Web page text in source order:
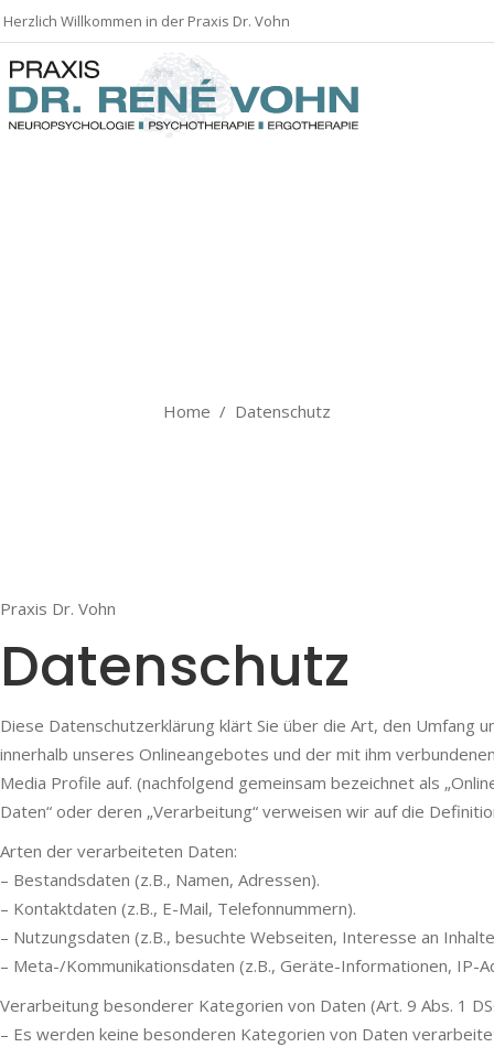
Herzlich Willkommen in der Praxis Dr. Vohn
Home / Datenschutz
Praxis Dr. Vohn
Datenschutz
Diese Datenschutzerklärung klärt Sie über die Art, den Umfang
innerhalb unseres Onlineangebotes und der mit ihm
Media Profile auf. (nachfolgend gemeinsam bezeichnet als
Daten“ oder deren „Verarbeitung“ verweisen wir auf die
Arten der verarbeiteten Daten:
– Bestandsdaten (z.B., Namen, Adressen).
– Kontaktdaten (z.B., E-Mail, Telefonnummern).
– Nutzungsdaten (z.B., besuchte Webseiten, Interesse an
– Meta-/Kommunikationsdaten (z.B., Geräte-Informationen, IP-
Verarbeitung besonderer Kategorien von Daten (Art. 9 Abs. 1
– Es werden keine besonderen Kategorien von Daten